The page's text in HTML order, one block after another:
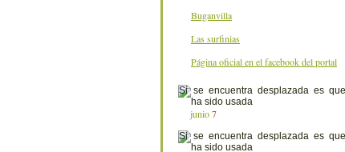
Buganvilla
Las surfinias
Página oficial en el facebook del portal
junio 7